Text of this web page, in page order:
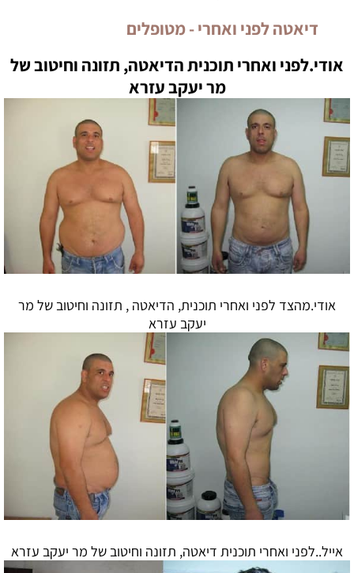
דיאטה לפני ואחרי - מטופלים
אודי.לפני ואחרי תוכנית הדיאטה, תזונה וחיטוב של
מר יעקב עזרא
אודי.מהצד לפני ואחרי תוכנית, הדיאטה , תזונה וחיטוב של מר
יעקב עזרא
אייל..לפני ואחרי תוכנית דיאטה, תזונה וחיטוב של מר יעקב עזרא